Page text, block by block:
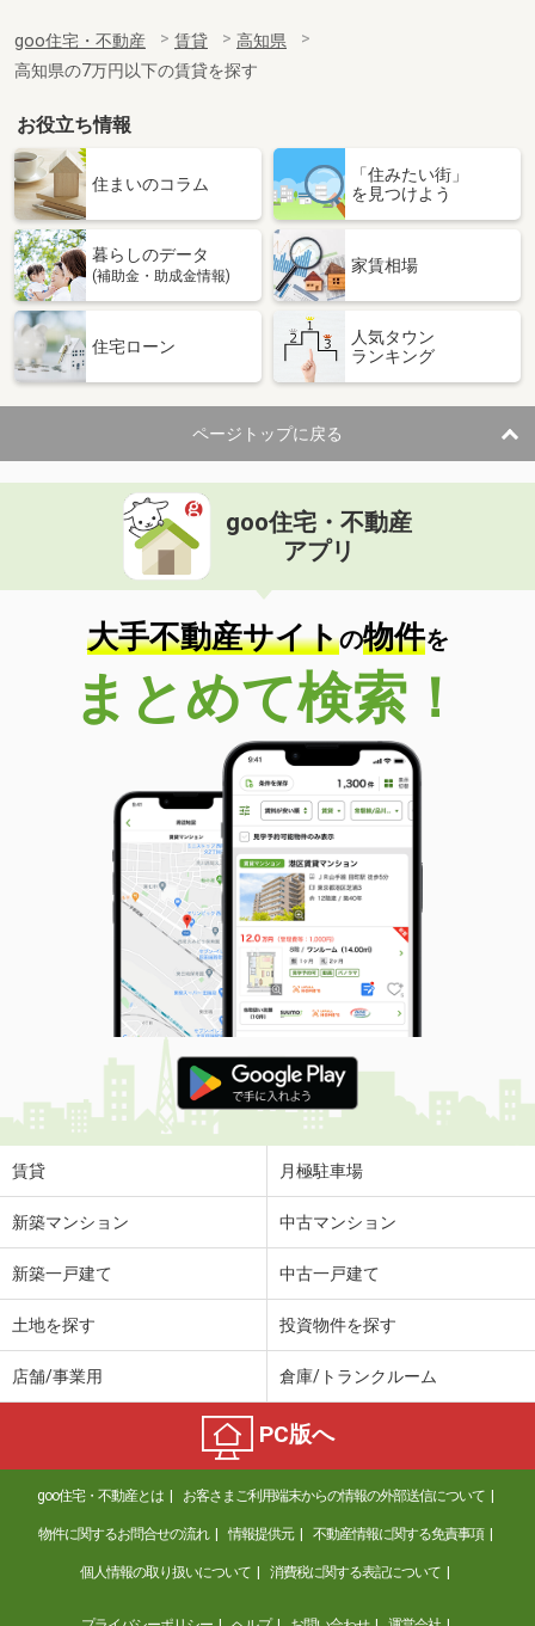
専有面積
20.81m²
間取り
1K
高知県土佐市高岡町乙
価 格
4.40万円
高知県土佐市高岡町乙
専有面積 26.08m²
間取り
高知県高知市南宝永町
住 所
高知県高知市南宝永町
専有面積 36.33m²
間取り
1K
高知県高知市一宮
価 格
住 所
高知県高知市一宮
専有面積 60m²
間取り
2LDK
高知県南国市篠原
価 格
4.40万円
高知県南国市篠原
23.18m²
間取り
1K
高知県高知市高須２
価 格
3.90万円
住 所
高知県高知市高須２
専有面積 19.87m²
間取り
1K
高知県高知市大津乙
価 格
5.70万円
住 所
高知県高知市大津乙
専有面積
高知県高知市鴨部上町
4.40万円
高知県高知市東雲町
5.30万円
住 所
高知県高知市東雲町
専有面積 20.81m²
間取り
1K
高知県高知市高須２
goo住宅・不動産 賃貸
高知県
高知県の7万円以下の賃貸を探す
お役立ち情報
住まいのコラム
「住みたい街」
を見つけよう
暮らしのデータ
(補助金・助成金情報)
家賃相場
住宅ローン
人気タウン
ランキング
ページトップに戻る
goo住宅・不動産
アプリ
大手不動産サイトの物件を
まとめて検索！
賃貸 月極駐車場
新築マンション 中古マンション
新築一戸建て 中古一戸建て
土地を探す 投資物件を探す
店舗/事業用 倉庫/トランクルーム
PC版へ
goo住宅・不動産とは お客さまご利用端末からの情報の外部送信について
物件に関するお問合せの流れ 情報提供元 不動産情報に関する免責事項
個人情報の取り扱いについて 消費税に関する表記について